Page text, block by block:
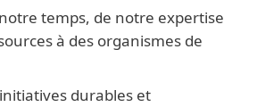
temps, de notre expertise
à des organismes de
durables et